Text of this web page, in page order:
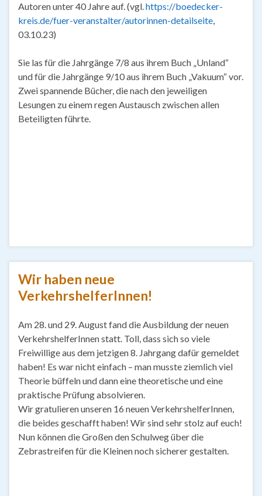
Autoren unter 40 Jahre auf. (vgl.https://boedecker-
kreis.de/fuer-veranstalter/autorinnen-detailseite,
03.10.23)
Sie las für die Jahrgänge 7/8 aus ihrem Buch „Unland“
und für die Jahrgänge 9/10 aus ihrem Buch „Vakuum“ vor.
Zwei spannende Bücher, die nach den jeweiligen
Lesungen zu einem regen Austausch zwischen allen
Beteiligten führte.
Wir haben neue
VerkehrshelferInnen!
Am 28. und 29. August fand die Ausbildung der neuen
VerkehrshelferInnen statt. Toll, dass sich so viele
Freiwillige aus dem jetzigen 8. Jahrgang dafür gemeldet
haben! Es war nicht einfach – man musste ziemlich viel
Theorie büffeln und dann eine theoretische und eine
praktische Prüfung absolvieren.
Wir gratulieren unseren 16 neuen VerkehrshelferInnen,
die beides geschafft haben! Wir sind sehr stolz auf euch!
Nun können die Großen den Schulweg über die
Zebrastreifen für die Kleinen noch sicherer gestalten.